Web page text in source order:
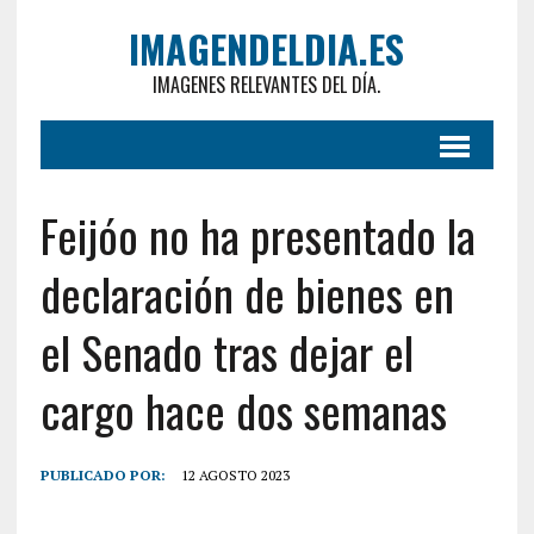
IMAGENDELDIA.ES
IMAGENES RELEVANTES DEL DÍA.
Feijóo no ha presentado la
declaración de bienes en
el Senado tras dejar el
cargo hace dos semanas
PUBLICADO POR: 12 AGOSTO 2023